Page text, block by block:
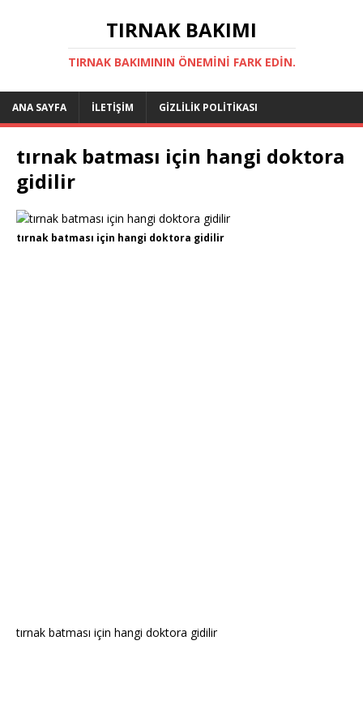
TIRNAK BAKIMI
TIRNAK BAKIMININ ÖNEMINI FARK EDIN.
ANA SAYFA İLETIŞIM GIZLILIK POLITIKASI
tırnak batması için hangi doktora
gidilir
tırnak batması için hangi doktora gidilir
tırnak batması için hangi doktora gidilir